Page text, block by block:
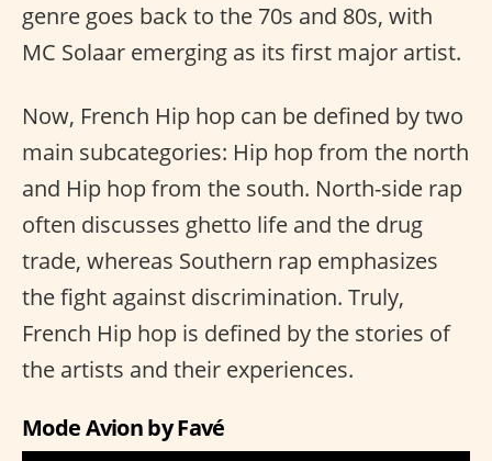
genre goes back to the 70s and 80s, with
MC Solaar emerging as its first major artist.
Now, French Hip hop can be defined by two
main subcategories: Hip hop from the north
and Hip hop from the south. North-side rap
often discusses ghetto life and the drug
trade, whereas Southern rap emphasizes
the fight against discrimination. Truly,
French Hip hop is defined by the stories of
the artists and their experiences.
Mode Avion by Favé